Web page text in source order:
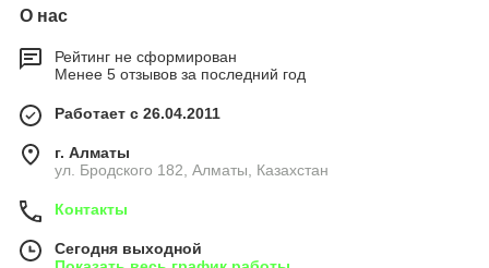
О нас
Рейтинг не сформирован
Менее 5 отзывов за последний год
Работает с 26.04.2011
г. Алматы
ул. Бродского 182, Алматы, Казахстан
Контакты
Сегодня выходной